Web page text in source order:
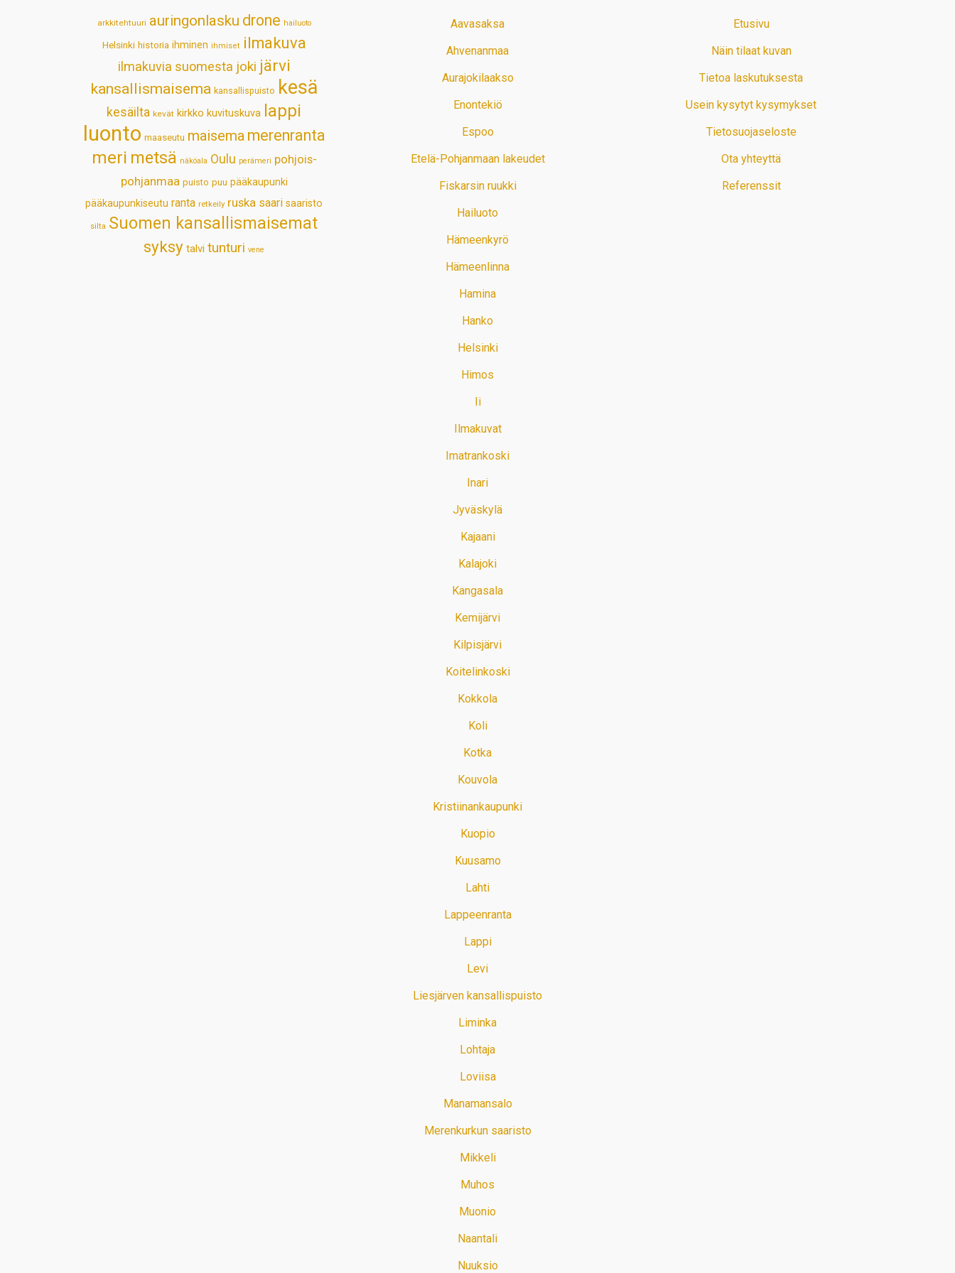
arkkitehtuuri auringonlasku drone hailuoto
Helsinki historia ihminen ihmiset ilmakuva
ilmakuvia suomesta joki järvi
kansallismaisema kansallispuisto kesä
kesäilta kevät kirkko kuvituskuva lappi
luonto maaseutu maisema merenranta
meri metsä näköala Oulu perämeri pohjois-
pohjanmaa puisto puu pääkaupunki
pääkaupunkiseutu ranta retkeily ruska saari saaristo
silta Suomen kansallismaisemat
syksy talvi tunturi vene
Aavasaksa
Ahvenanmaa
Aurajokilaakso
Enontekiö
Espoo
Etelä-Pohjanmaan lakeudet
Fiskarsin ruukki
Hailuoto
Hämeenkyrö
Hämeenlinna
Hamina
Hanko
Helsinki
Himos
Ii
Ilmakuvat
Imatrankoski
Inari
Jyväskylä
Kajaani
Kalajoki
Kangasala
Kemijärvi
Kilpisjärvi
Koitelinkoski
Kokkola
Koli
Kotka
Kouvola
Kristiinankaupunki
Kuopio
Kuusamo
Lahti
Lappeenranta
Lappi
Levi
Liesjärven kansallispuisto
Liminka
Lohtaja
Loviisa
Manamansalo
Merenkurkun saaristo
Mikkeli
Muhos
Muonio
Naantali
Nuuksio
Etusivu
Näin tilaat kuvan
Tietoa laskutuksesta
Usein kysytyt kysymykset
Tietosuojaseloste
Ota yhteyttä
Referenssit